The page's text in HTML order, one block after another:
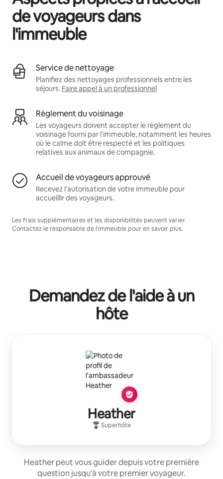
de voyageurs dans
l'immeuble
Service de nettoyage
Planifiez des nettoyages professionnels entre les
séjours. Faire appel à un professionnel
Règlement du voisinage
Les voyageurs doivent accepter le règlement du
voisinage fourni par l'immeuble, notamment les heures
où le calme doit être respecté et les politiques
relatives aux animaux de compagnie.
Accueil de voyageurs approuvé
Recevez l'autorisation de votre immeuble pour
accueillir des voyageurs.
Les frais supplémentaires et les disponibilités peuvent varier.
Contactez le responsable de l'immeuble pour en savoir plus.
Demandez de l'aide à un
hôte
Heather
Superhôte
Heather peut vous guider depuis votre première
question jusqu'à votre premier voyageur.